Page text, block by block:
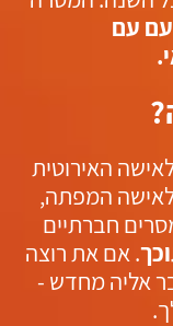
עם
האירוטית
לאישה המפתה,
חברתיים
. אם את רוצה
אליה מחדש -